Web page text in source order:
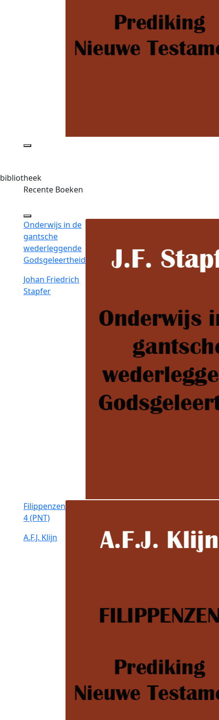
bibliotheek
Recente Boeken
Onderwijs in de
gantsche
wederleggende
Godsgeleertheid
Johan Friedrich
Stapfer
Filippenzen
4 (PNT)
A.F.J. Klijn